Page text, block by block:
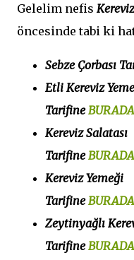
Gelelim nefis
öncesinde tabi ki
Sebze Çorbası
Etli Kereviz
Tarifine
Kereviz Salatası
Tarifine
Kereviz Yemeği
Tarifine
Zeytinyağlı
Tarifine